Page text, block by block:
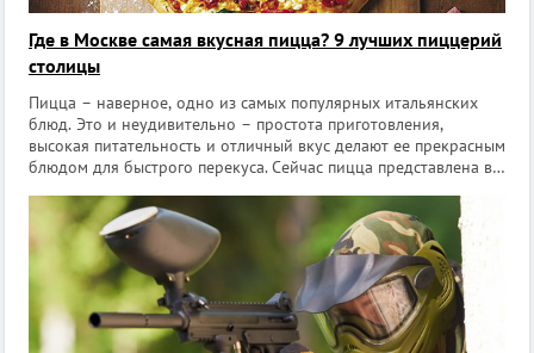
Где в Москве самая вкусная пицца? 9 лучших пиццерий
столицы
Пицца – наверное, одно из самых популярных итальянских
блюд. Это и неудивительно – простота приготовления,
высокая питательность и отличный вкус делают ее прекрасным
блюдом для быстрого перекуса. Сейчас пицца представлена в
заведения – не и